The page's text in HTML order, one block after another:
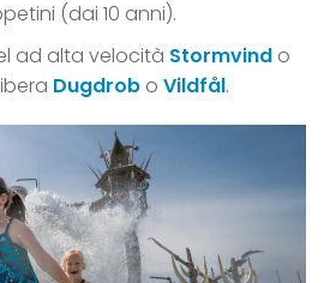
(dai 10 anni).
ad alta velocità Stormvind o
Dugdrob o Vildfål.